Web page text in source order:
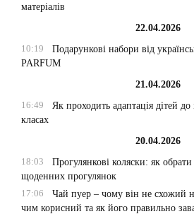
матеріалів
22.04.2026
10:19
Подарункові набори від
PARFUM
21.04.2026
16:49
Як проходить адаптація дітей
класах
20.04.2026
18:03
Прогулянкові коляски: як
щоденних прогулянок
17:06
Чай пуер – чому він не схожий
чим корисний та як його правильно